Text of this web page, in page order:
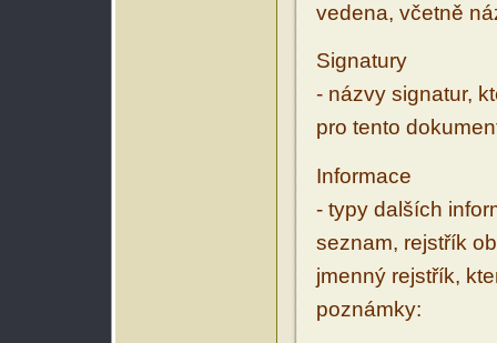
vedena, včetně
Signatury
- názvy signatur,
pro tento
Informace
- typy dalších
seznam, rejstřík
jmenný rejstřík,
poznámky: